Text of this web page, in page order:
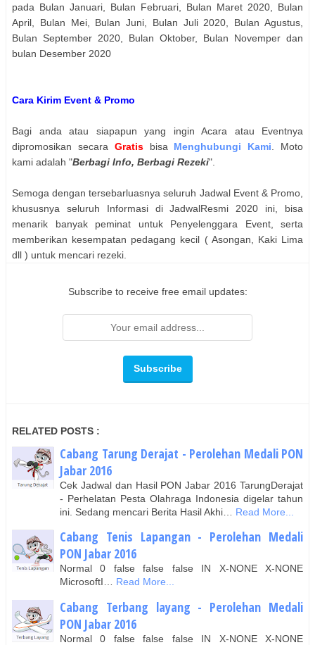
pada Bulan Januari, Bulan Februari, Bulan Maret 2020, Bulan
April, Bulan Mei, Bulan Juni, Bulan Juli 2020, Bulan Agustus,
Bulan September 2020, Bulan Oktober, Bulan Novemper dan
bulan Desember 2020
Cara Kirim Event & Promo
Bagi anda atau siapapun yang ingin Acara atau Eventnya
dipromosikan secara Gratisbisa Menghubungi Kami . Moto
kami adalah "Berbagi Info, Berbagi Rezeki".
Semoga dengan tersebarluasnya seluruh Jadwal Event & Promo,
khususnya seluruh Informasi di JadwalResmi 2020 ini, bisa
menarik banyak peminat untuk Penyelenggara Event, serta
memberikan kesempatan pedagang kecil ( Asongan, Kaki Lima
dll ) untuk mencari rezeki.
Subscribe to receive free email updates:
RELATED POSTS :
Cabang Tarung Derajat - Perolehan Medali PON
Jabar 2016
Cek Jadwal dan Hasil PON Jabar 2016 TarungDerajat
- Perhelatan Pesta Olahraga Indonesia digelar tahun
ini. Sedang mencari Berita Hasil Akhi…
Read More...
Cabang Tenis Lapangan - Perolehan Medali
PON Jabar 2016
Normal 0 false false false IN X-NONE X-NONE
MicrosoftI… Read More...
Cabang Terbang layang - Perolehan Medali
PON Jabar 2016
Normal 0 false false false IN X-NONE X-NONE